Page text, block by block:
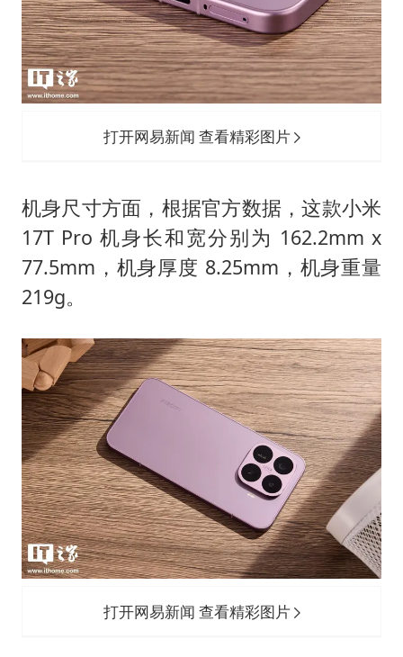
打开网易新闻 查看精彩图片
机身尺寸方面，根据官方数据，这款小米
17T Pro 机身长和宽分别为 162.2mm x
77.5mm，机身厚度 8.25mm，机身重量
219g。
打开网易新闻 查看精彩图片